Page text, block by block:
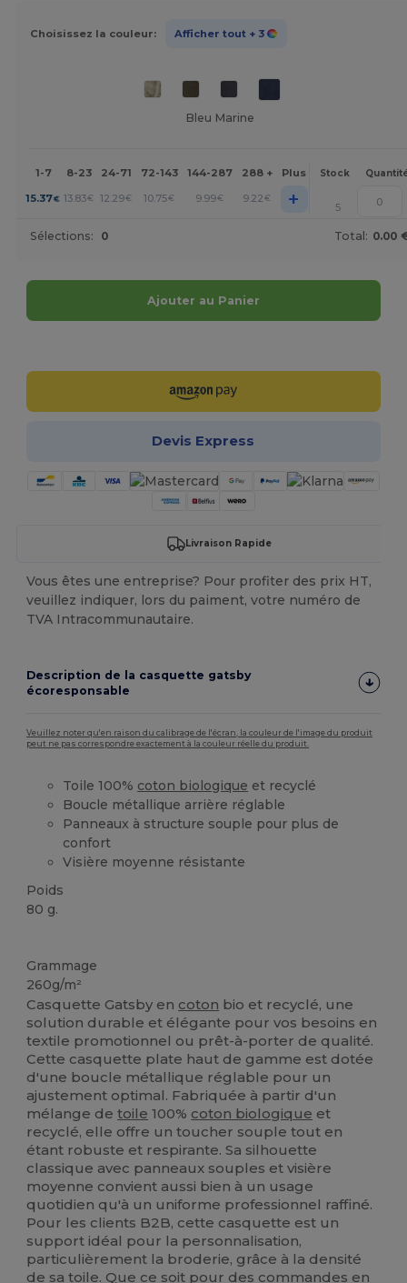
Choisissez la couleur: Afficher tout + 3
Bleu Marine
1-7 8-23 24-71 72-143 144-287 288 + Plus Stock
15.37€ 13.83€ 12.29€ 10.75€ 9.99€ 9.22 € + 5
Sélections: 0 Total: 0.00
Ajouter au Panier
Devis Express
Livraison Rapide
Vous êtes une entreprise? Pour profiter des prix HT,
veuillez indiquer, lors du paiment, votre numéro de
TVA Intracommunautaire.
Description de la casquette gatsby
écoresponsable
Veuillez noter qu'en raison du calibrage de l'écran, la couleur de l'image du produit
peut ne pas correspondre exactement à la couleur réelle du produit.
Toile 100% coton biologique et recyclé
Boucle métallique arrière réglable
Panneaux à structure souple pour plus de
confort
Visière moyenne résistante
Poids
80 g.
Grammage
260g/m²
Casquette Gatsby en coton bio et recyclé, une
solution durable et élégante pour vos besoins en
textile promotionnel ou prêt-à-porter de qualité.
Cette casquette plate haut de gamme est dotée
d'une boucle métallique réglable pour un
ajustement optimal. Fabriquée à partir d'un
mélange detoile 100% coton biologique et
recyclé, elle offre un toucher souple tout en
étant robuste et respirante. Sa silhouette
classique avec panneaux souples et visière
moyenne convient aussi bien à un usage
quotidien qu'à un uniforme professionnel raffiné.
Pour les clients B2B, cette casquette est un
support idéal pour la personnalisation,
particulièrement la broderie, grâce à la densité
de satoile. Que ce soit pour des commandes en